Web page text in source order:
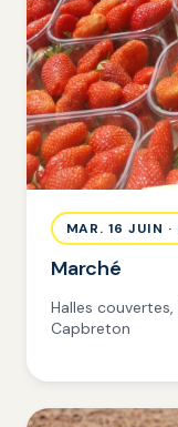
MAR. 16 JUIN
Marché
Halles
Capbreton